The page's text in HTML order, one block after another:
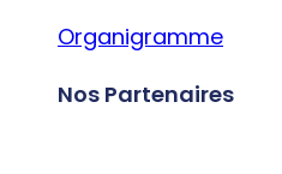
Organigramme
Nos Partenaires